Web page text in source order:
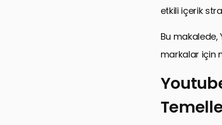
etkili içerik
Bu makalede,
markalar için
Youtube